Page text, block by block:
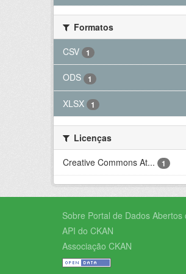
Formatos
CSV
1
ODS 1
XLSX 1
Licenças
Creative Commons At...
1
Sobre Portal de Dados
API do CKAN
Associação CKAN